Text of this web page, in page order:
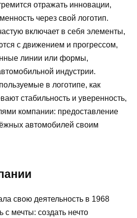
отражать инновации,
через свой логотип.
включает в себя элементы,
с движением и прогрессом,
линии или формы,
индустрии.
в логотипе, как
стабильность и уверенность,
компании: предоставление
автомобилей своим
свою деятельность в 1968
с мечты: создать нечто